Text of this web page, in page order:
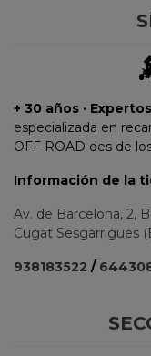
+ 30 años ·
especializada en
OFF ROAD des de
Información de la
Av. de Barcelona, 2,
Cugat Sesgarrigues
938183522 /